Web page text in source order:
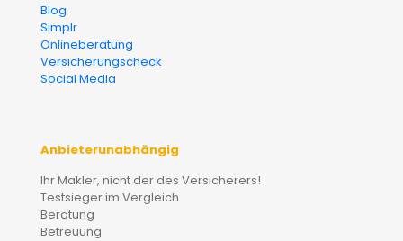
Blog
Simplr
Onlineberatung
Versicherungscheck
Social Media
Anbieterunabhängig
Ihr Makler, nicht der des Versicherers!
Testsieger im Vergleich
Beratung
Betreuung